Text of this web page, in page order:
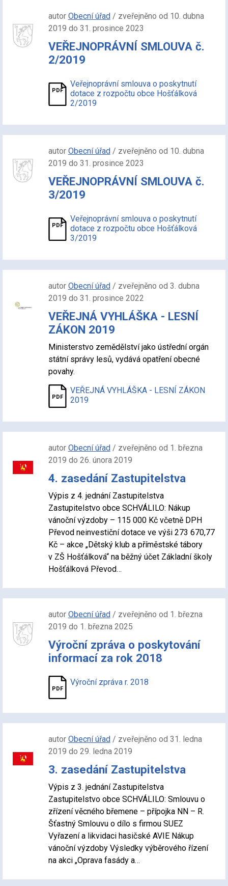
autor Obecní úřad/ zveřejněno od 10. dubna
2019 do 31. prosince 2023
VEŘEJNOPRÁVNÍ SMLOUVA č.
2/2019
Veřejnoprávní smlouva o poskytnutí
dotace z rozpočtu obce Hošťálková
2/2019
autor Obecní úřad/ zveřejněno od 10. dubna
2019 do 31. prosince 2023
VEŘEJNOPRÁVNÍ SMLOUVA č.
3/2019
Veřejnoprávní smlouva o poskytnutí
dotace z rozpočtu obce Hošťálková
3/2019
autor Obecní úřad/ zveřejněno od 3. dubna
2019 do 31. prosince 2022
VEŘEJNÁ VYHLÁŠKA - LESNÍ
ZÁKON 2019
Ministerstvo zemědělství jako ústřední orgán
státní správy lesů, vydává opatření obecné
povahy.
VEŘEJNÁ VYHLÁŠKA - LESNÍ ZÁKON
2019
autor Obecní úřad/ zveřejněno od 1. března
2019 do 26. února 2019
4. zasedání Zastupitelstva
Výpis z 4. jednání Zastupitelstva
Zastupitelstvo obce SCHVÁLILO: Nákup
vánoční výzdoby – 115 000 Kč včetně DPH
Převod neinvestiční dotace ve výši 273 670,77
Kč – akce „Dětský klub a příměstské tábory
v ZŠ Hošťálková“ na běžný účet Základní školy
Hošťálková Převod…
autor Obecní úřad/ zveřejněno od 1. března
2019 do 1. března 2025
Výroční zpráva o poskytování
informací za rok 2018
Výroční zpráva r. 2018
autor Obecní úřad/ zveřejněno od 31. ledna
2019 do 29. ledna 2019
3. zasedání Zastupitelstva
Výpis z 3. jednání Zastupitelstva
Zastupitelstvo obce SCHVÁLILO: Smlouvu o
zřízení věcného břemene – přípojka NN – R.
Šťastný Smlouvu o dílo s firmou SUEZ
Vyřazení a likvidaci hasičské AVIE Nákup
vánoční výzdoby Výsledky výběrového řízení
na akci „Oprava fasády a…